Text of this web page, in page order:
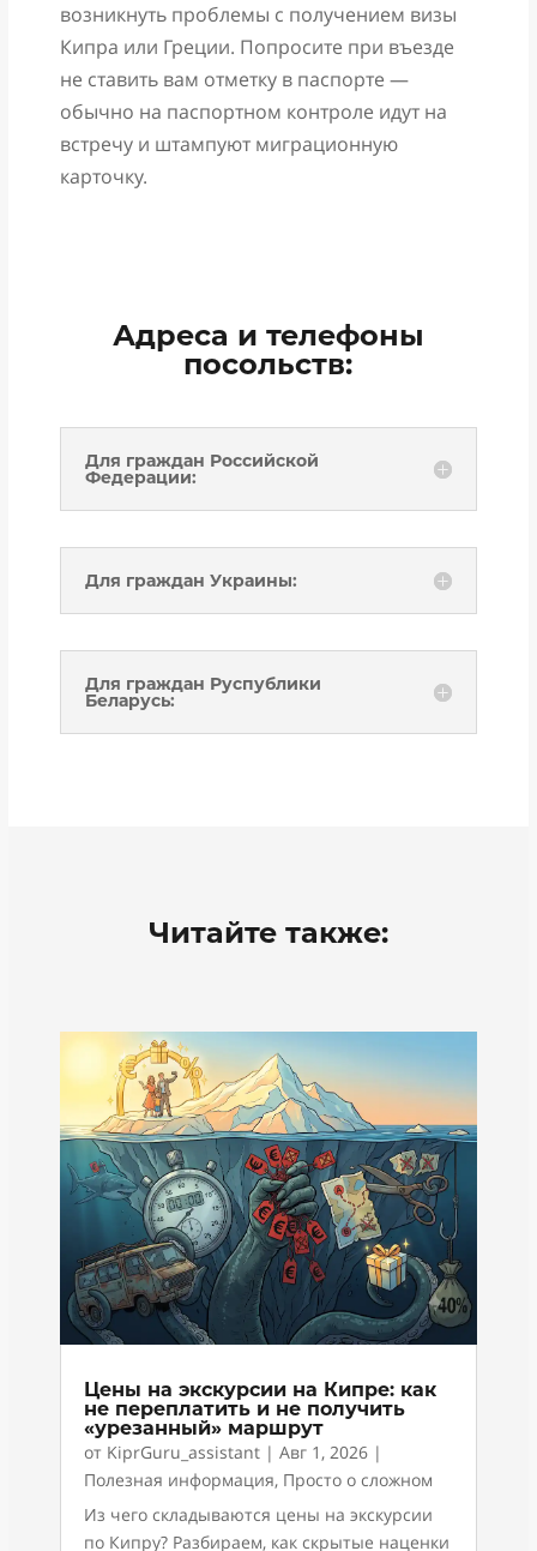
возникнуть проблемы с получением визы
Кипра или Греции. Попросите при въезде
не ставить вам отметку в паспорте —
обычно на паспортном контроле идут на
встречу и штампуют миграционную
карточку.
Адреса и телефоны
посольств:
Для граждан Российской
Федерации:
Для граждан Украины:
Для граждан Руспублики
Беларусь:
Читайте также:
Цены на экскурсии на Кипре: как
не переплатить и не получить
«урезанный» маршрут
от KiprGuru_assistant |Авг 1, 2026 |
Полезная информация, Просто о сложном
Из чего складываются цены на экскурсии
по Кипру? Разбираем, как скрытые наценки